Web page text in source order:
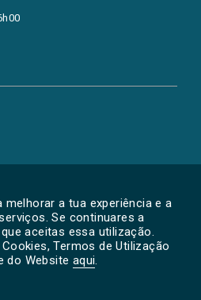
a tua experiência e a
Se continuares a
aceitas essa utilização.
Termos de Utilização
do Website aqui.